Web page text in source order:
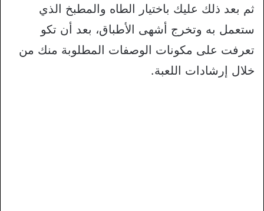
ثم بعد ذلك عليك باختيار الطاه والمطبخ الذي
ستعمل به وتخرج أشهى الأطباق، بعد أن تكو
تعرفت على مكونات الوصفات المطلوبة منك من
خلال إرشادات اللعبة.